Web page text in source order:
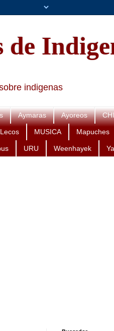
de
indigenas
Aymaras Ayoreos
Lecos MUSICA Mapuches
URU Weenhayek